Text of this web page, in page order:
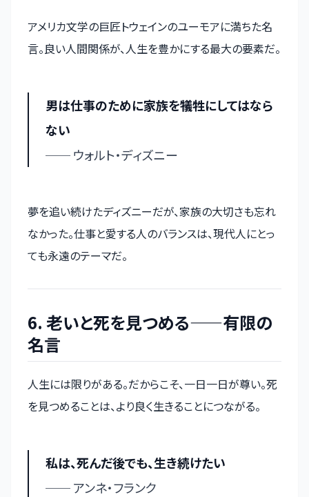
アメリカ文学の巨匠トウェインのユーモアに満ちた名
言。良い人間関係が、人生を豊かにする最大の要素だ。
男は仕事のために家族を犠牲にしてはなら
ない
── ウォルト・ディズニー
夢を追い続けたディズニーだが、家族の大切さも忘れ
なかった。仕事と愛する人のバランスは、現代人にとっ
ても永遠のテーマだ。
6. 老いと死を見つめる——有限の
名言
人生には限りがある。だからこそ、一日一日が尊い。死
を見つめることは、より良く生きることにつながる。
私は、死んだ後でも、生き続けたい
── アンネ・フランク